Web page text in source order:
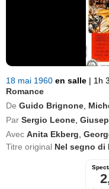
18 mai 1960 en salle | 1h
Romance
De Guido Brignone
Par Sergio Leone
Avec Anita Ekberg
Titre original Nel segno di